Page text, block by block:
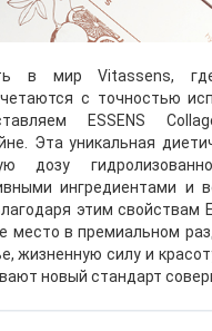
в мир Vitassens,
с точностью
ESSENS
Эта уникальная
дозу
ингредиентами и
этим свойствам
место в премиальном
жизненную силу и
новый стандарт